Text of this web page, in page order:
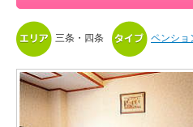
三条・四条 ペンショ